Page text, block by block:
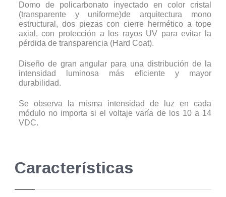
Domo de policarbonato inyectado en color cristal
(transparente y uniforme)de arquitectura mono
estructural, dos piezas con cierre hermético a tope
axial, con protección a los rayos UV para evitar la
pérdida de transparencia (Hard Coat).
Diseño de gran angular para una distribución de la
intensidad luminosa más eficiente y mayor
durabilidad.
Se observa la misma intensidad de luz en cada
módulo no importa si el voltaje varía de los 10 a 14
VDC.
Características